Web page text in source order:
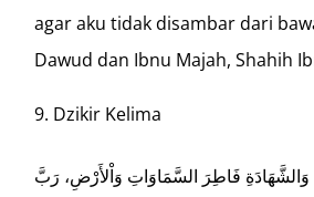
agar aku tidak disambar dari
Dawud dan Ibnu Majah, Shahih
Dzikir Kelima
وَالشَّهَادَةِ فَاطِرَ السَّمَاوَاتِ وَاْلأَرْضِ، رَبَّ